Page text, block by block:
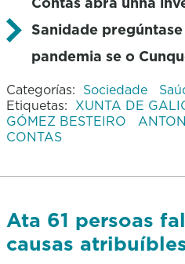
Sanidade
pandemia se o
Categorías: Sociedade
Etiquetas: XUNTA DE
GÓMEZ BESTEIRO
CONTAS
Ata 61 persoas
causas